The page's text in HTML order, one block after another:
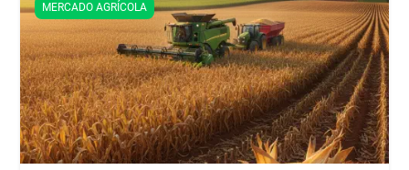
MERCADO AGRÍCOLA